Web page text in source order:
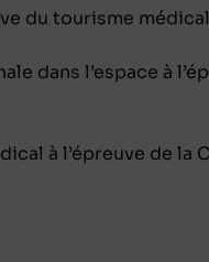
du tourisme
dans l’espace à
à l’épreuve de la